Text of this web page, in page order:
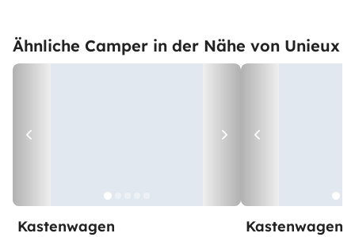
Ähnliche Camper in der Nähe von Unieux
Kastenwagen Kastenwagen